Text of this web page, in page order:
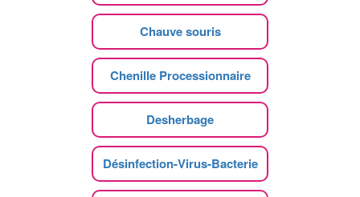
Chauve souris
Chenille Processionnaire
Desherbage
Désinfection-Virus-Bacterie